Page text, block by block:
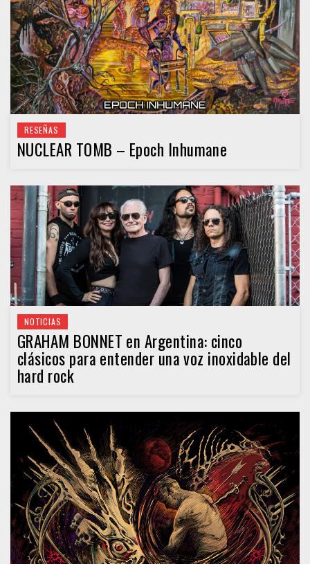
RESEÑAS
NUCLEAR TOMB – Epoch Inhumane
NOTICIAS
GRAHAM BONNET en Argentina: cinco
clásicos para entender una voz inoxidable del
hard rock